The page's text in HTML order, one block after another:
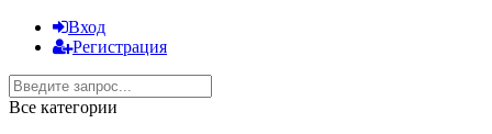
Вход
Регистрация
Все категории